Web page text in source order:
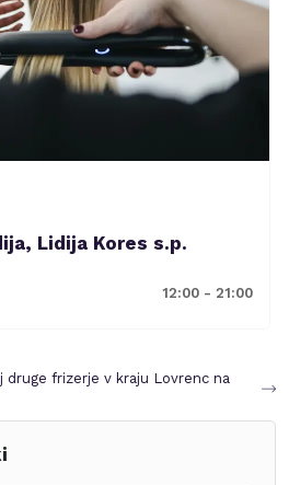
Lidija Kores s.p.
12:00 - 21:00
druge frizerje v kraju Lovrenc na